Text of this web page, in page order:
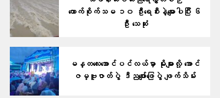
ကောက်စိုက်သမ ၁၀ ဦးရေစီးနဲ့မျောပါပြီး ၆
ဦး သေဆုံး
မန္တလေးအောင်ပင်လယ်မှာ မိုးများလို့ အောင်
ဇမ္ဗူဇာတ်ပွဲ ဒီညဖျော်ဖြေပွဲ ဖျက်သိမ်း